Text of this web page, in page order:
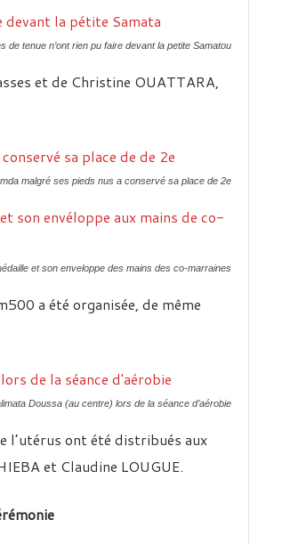
de tenue n’ont rien pu faire devant la petite Samatou
et de Christine OUATTARA,
malgré ses pieds nus a conservé sa place de 2e
et son enveloppe des mains des co-marraines
a été organisée, de même
Doussa (au centre) lors de la séance d’aérobie
l’utérus ont été distribués aux
et Claudine LOUGUE.